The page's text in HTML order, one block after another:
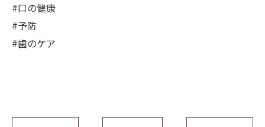
#口の健康
#予防
#歯のケア